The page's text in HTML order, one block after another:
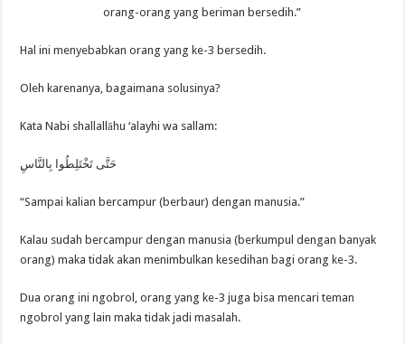
orang-orang yang beriman bersedih.”
Hal ini menyebabkan orang yang ke-3 bersedih.
Oleh karenanya, bagaimana solusinya?
Kata Nabi shallallāhu ‘alayhi wa sallam:
ِحَتَّى تَخْتَلِطُوا بِالنَّاسِ
“Sampai kalian bercampur (berbaur) dengan manusia.”
Kalau sudah bercampur dengan manusia (berkumpul dengan banyak
orang) maka tidak akan menimbulkan kesedihan bagi orang ke-3.
Dua orang ini ngobrol, orang yang ke-3 juga bisa mencari teman
ngobrol yang lain maka tidak jadi masalah.